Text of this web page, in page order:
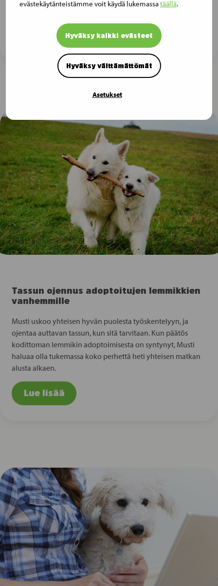
evästekäytänteistämme voit käydä lukemassatäällä.
Hyväksy kaikki evästeet
Hyväksy välttämättömät
Asetukset
eri puolilla Pohjoismaita.
Lue lisää
Tassun ojennus adoptoitujen lemmikkien
vanhemmille
Musti uskoo yhteisen hyvän puolesta työskentelyyn, ja
ojentaa auttavan tassun, kun sitä tarvitaan. Kun päätös
kodittoman lemmikin adoptoimisesta on syntynyt, Musti
haluaa olla tukemassa koko perhettä heti yhteisen matkan
alusta alkaen.
Lue lisää